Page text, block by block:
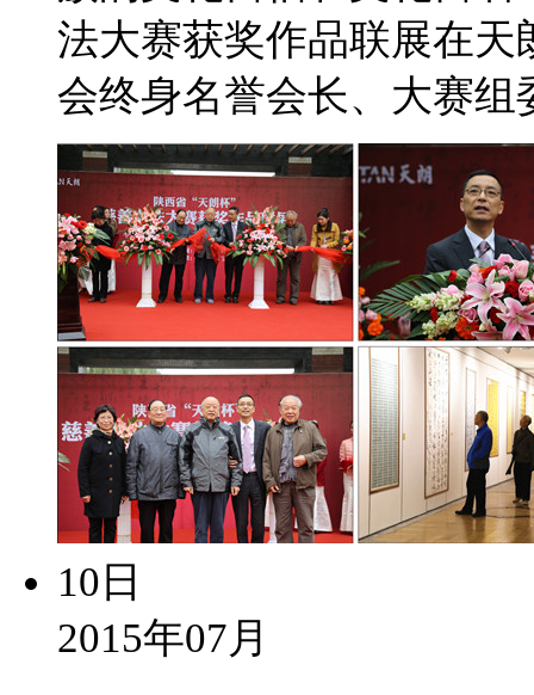
法大赛获奖作品联展在
会终身名誉会长、大赛组
10日
2015年07月